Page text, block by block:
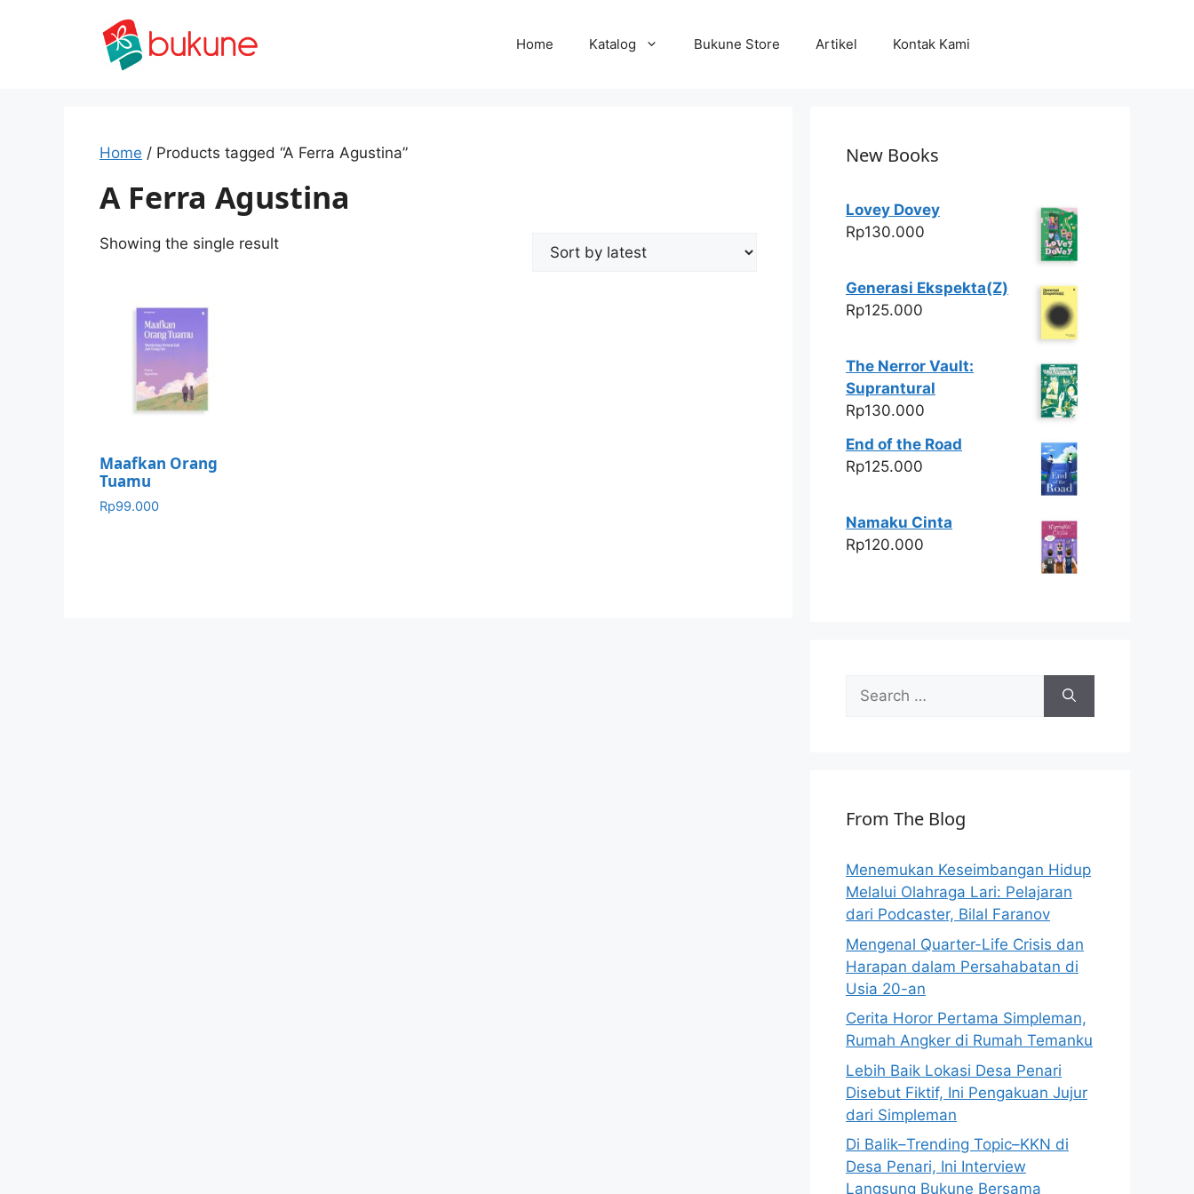
Home Katalog Bukune Store Artikel Kontak Kami
Home / Products tagged “A Ferra Agustina”
A Ferra Agustina
Showing the single result
Maafkan Orang
Tuamu
Rp99.000
New Books
Lovey Dovey
Rp130.000
Generasi Ekspekta(Z)
Rp125.000
The Nerror Vault:
Suprantural
Rp130.000
End of the Road
Rp125.000
Namaku Cinta
Rp120.000
Search
for:
From The Blog
Menemukan Keseimbangan Hidup
Melalui Olahraga Lari: Pelajaran
dari Podcaster, Bilal Faranov
Mengenal Quarter-Life Crisis dan
Harapan dalam Persahabatan di
Usia 20-an
Cerita Horor Pertama Simpleman,
Rumah Angker di Rumah Temanku
Lebih Baik Lokasi Desa Penari
Disebut Fiktif, Ini Pengakuan Jujur
dari Simpleman
Di Balik–Trending Topic–KKN di
Desa Penari, Ini Interview
Langsung Bukune Bersama